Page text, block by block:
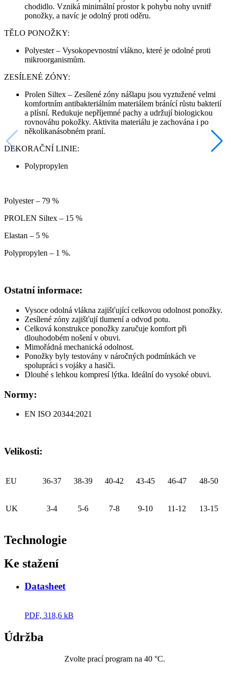
chodidlo. Vzniká minimální prostor k pohybu nohy uvnitř
ponožky, a navíc je odolný proti oděru.
TĚLO PONOŽKY:
Polyester – Vysokopevnostní vlákno, které je odolné proti
mikroorganismům.
ZESÍLENÉ ZÓNY:
Prolen Siltex – Zesílené zóny nášlapu jsou vyztužené velmi
komfortním antibakteriálním materiálem bránící růstu bakterií
a plísní. Redukuje nepříjemné pachy a udržují biologickou
rovnováhu pokožky. Aktivita materiálu je zachována i po
několikanásobném praní.
DEKORAČNÍ LINIE:
Polypropylen
Polyester – 79 %
PROLEN Siltex – 15 %
Elastan – 5 %
Polypropylen – 1 %.
Ostatní informace:
Vysoce odolná vlákna zajišťující celkovou odolnost ponožky.
Zesílené zóny zajišťují tlumení a odvod potu.
Celková konstrukce ponožky zaručuje komfort při
dlouhodobém nošení v obuvi.
Mimořádná mechanická odolnost.
Ponožky byly testovány v náročných podmínkách ve
spolupráci s vojáky a hasiči.
Dlouhé s lehkou kompresí lýtka. Ideální do vysoké obuvi.
Normy:
EN ISO 20344:2021
Velikosti:
EU 36-37 38-39 40-42 43-45 46-47 48-50
UK 3-4 5-6 7-8 9-10 11-12 13-15
Technologie
Ke stažení
Datasheet
PDF, 318,6 kB
Údržba
Zvolte prací program na 40 °C.